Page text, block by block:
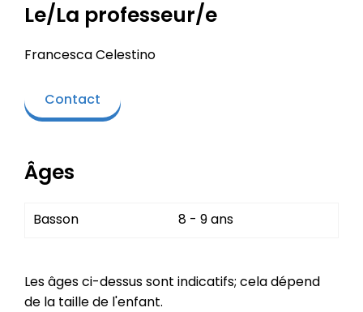
Le/La professeur/e
Francesca Celestino
Contact
Âges
Basson 8 - 9 ans
Les âges ci-dessus sont indicatifs; cela dépend
de la taille de l'enfant.